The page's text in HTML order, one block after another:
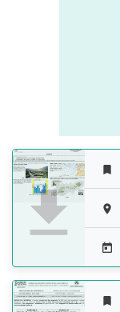




